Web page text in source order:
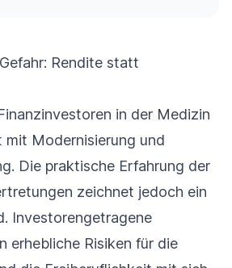
Rendite statt
in der Medizin
mit Modernisierung und
Die praktische Erfahrung der
zeichnet jedoch ein
Investorengetragene
erhebliche Risiken für die